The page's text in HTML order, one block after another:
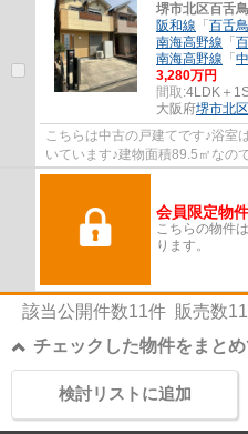
堺市北区百舌
阪和線 「 百舌鳥
南海高野線 「
南海高野線 「
3,280万円
間取:4LDK＋
大阪府堺市北区
こちらは中古の戸建てです♪浴室
いています♪建物面積89.5㎡なの
るので、同時にたくさん料理でき
会員限定物件
こちらの物件
ります。
該当公開件数11件 販売数11
チェックした物件をまとめ
検討リストに追加